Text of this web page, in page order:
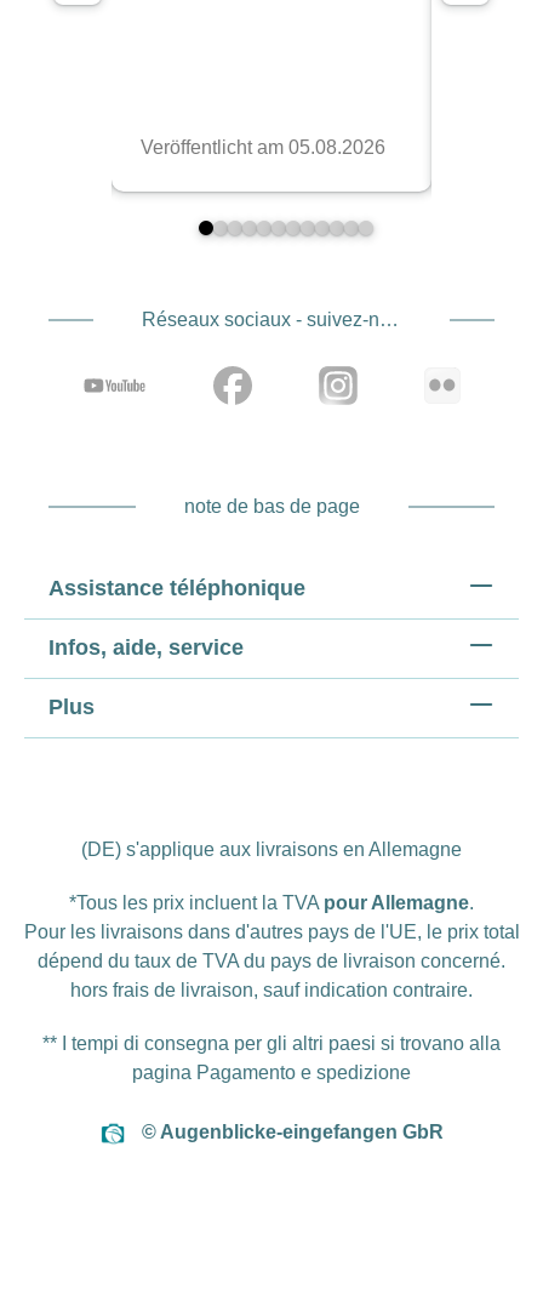
Réseaux sociaux - suivez-nous
note de bas de page
Assistance téléphonique
Infos, aide, service
Plus
(DE) s'applique aux livraisons en Allemagne
*Tous les prix incluent la TVA pour Allemagne.
Pour les livraisons dans d'autres pays de l'UE, le prix total
dépend du taux de TVA du pays de livraison concerné.
hors frais de livraison, sauf indication contraire.
** I tempi di consegna per gli altri paesi si trovano alla
pagina Pagamento e spedizione
© Augenblicke-eingefangen GbR